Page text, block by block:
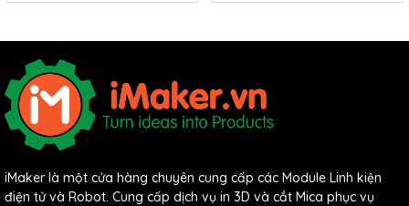
iMaker là một cửa hàng chuyên cung cấp các Module Linh kiện
điện tử và Robot. Cung cấp dịch vụ in 3D và cắt Mica phục vụ